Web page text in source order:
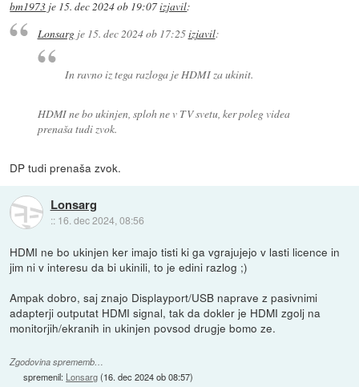
bm1973 je 15. dec 2024 ob 19:07izjavil:
Lonsargje 15. dec 2024 ob 17:25izjavil:
In ravno iz tega razloga je HDMI za ukinit.
HDMI ne bo ukinjen, sploh ne v TV svetu, ker poleg videa
prenaša tudi zvok.
DP tudi prenaša zvok.
Lonsarg
:: 16. dec 2024, 08:56
HDMI ne bo ukinjen ker imajo tisti ki ga vgrajujejo v lasti licence in
jim ni v interesu da bi ukinili, to je edini razlog ;)
Ampak dobro, saj znajo Displayport/USB naprave z pasivnimi
adapterji outputat HDMI signal, tak da dokler je HDMI zgolj na
monitorjih/ekranih in ukinjen povsod drugje bomo ze.
Zgodovina sprememb…
spremenil: Lonsarg(16. dec 2024 ob 08:57)